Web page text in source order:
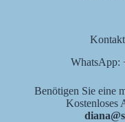
WhatsApp:
Benötigen Sie eine
Kostenloses